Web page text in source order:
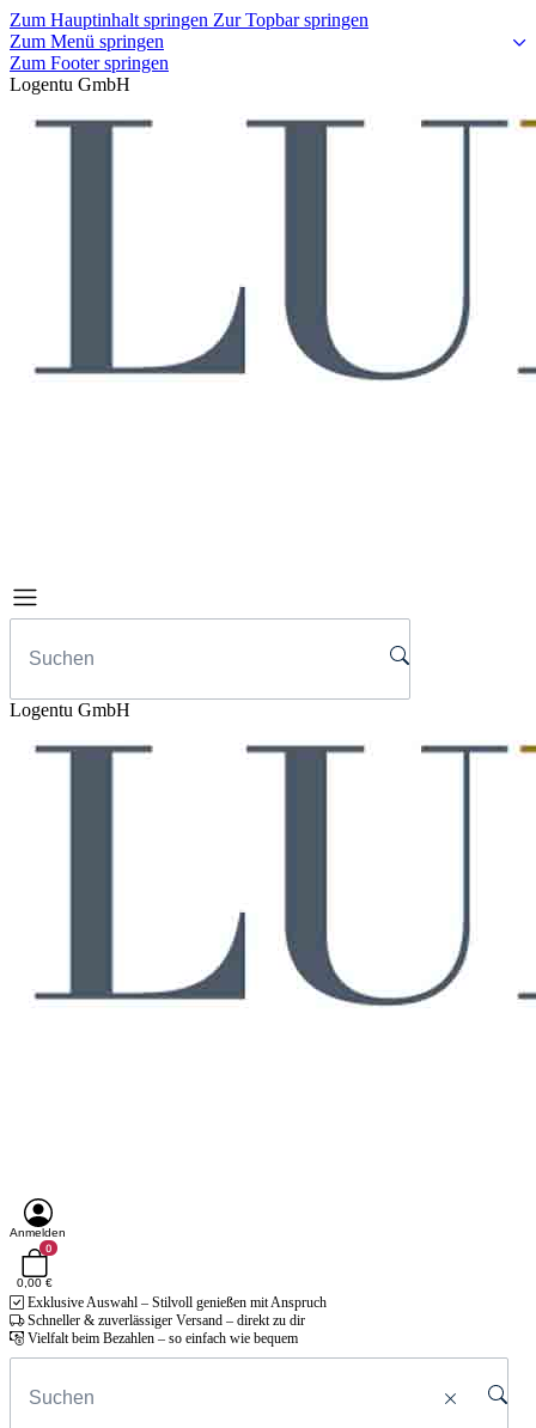
Zum Hauptinhalt springen Zur Topbar springen
Zum Menü springen
Zum Footer springen
Logentu GmbH
Logentu GmbH
Anmelden
0
0,00 €
Exklusive Auswahl – Stilvoll genießen mit Anspruch
Schneller & zuverlässiger Versand – direkt zu dir
Vielfalt beim Bezahlen – so einfach wie bequem